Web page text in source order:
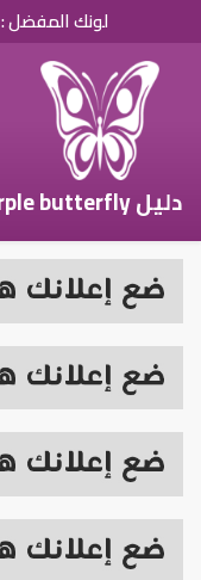
لونك المفضل :
دليل purple butterfly